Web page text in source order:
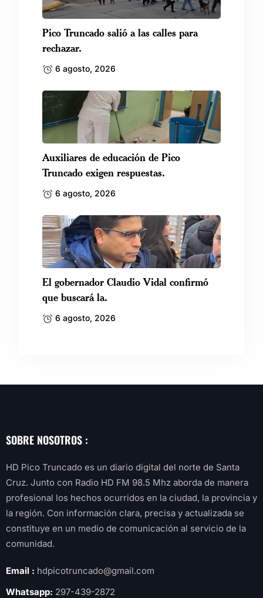
Pico Truncado salió a las calles para
rechazar.
6 agosto, 2026
Auxiliares de educación de Pico
Truncado exigen respuestas.
6 agosto, 2026
El gobernador Claudio Vidal confirmó
que buscará la.
6 agosto, 2026
SOBRE NOSOTROS :
HD Pico Truncado es un diario digital del norte de Santa
Cruz. Junto con Radio HD FM 98.5 Mhz aborda de manera
profesional los hechos ocurridos en la ciudad, la provincia y
la región. Con información clara, precisa y actualizada se
constituye en un medio de comunicación al servicio de la
comunidad.
Email : hdpicotruncado@gmail.com
Whatsapp: 297-439-2872